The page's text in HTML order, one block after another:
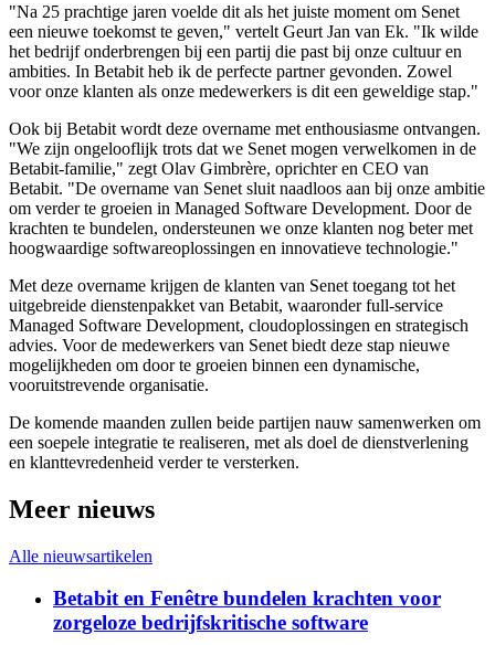
"Na 25 prachtige jaren voelde dit als het juiste moment om Senet
een nieuwe toekomst te geven," vertelt Geurt Jan van Ek. "Ik wilde
het bedrijf onderbrengen bij een partij die past bij onze cultuur en
ambities. In Betabit heb ik de perfecte partner gevonden. Zowel
voor onze klanten als onze medewerkers is dit een geweldige stap."
Ook bij Betabit wordt deze overname met enthousiasme ontvangen.
"We zijn ongelooflijk trots dat we Senet mogen verwelkomen in de
Betabit-familie," zegt Olav Gimbrère, oprichter en CEO van
Betabit. "De overname van Senet sluit naadloos aan bij onze ambitie
om verder te groeien in Managed Software Development. Door de
krachten te bundelen, ondersteunen we onze klanten nog beter met
hoogwaardige softwareoplossingen en innovatieve technologie."
Met deze overname krijgen de klanten van Senet toegang tot het
uitgebreide dienstenpakket van Betabit, waaronder full-service
Managed Software Development, cloudoplossingen en strategisch
advies. Voor de medewerkers van Senet biedt deze stap nieuwe
mogelijkheden om door te groeien binnen een dynamische,
vooruitstrevende organisatie.
De komende maanden zullen beide partijen nauw samenwerken om
een soepele integratie te realiseren, met als doel de dienstverlening
en klanttevredenheid verder te versterken.
Meer nieuws
Alle nieuwsartikelen
Betabit en Fenêtre bundelen krachten voor
zorgeloze bedrijfskritische software